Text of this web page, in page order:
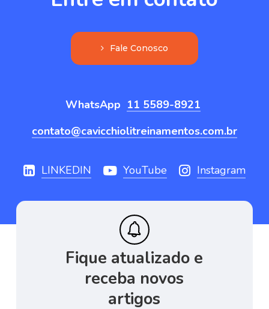
Fale Conosco
WhatsApp 11 5589-8921
contato@cavicchiolitreinamentos.com.br
LINKEDIN YouTube Instagram
Fique atualizado e
receba novos
artigos